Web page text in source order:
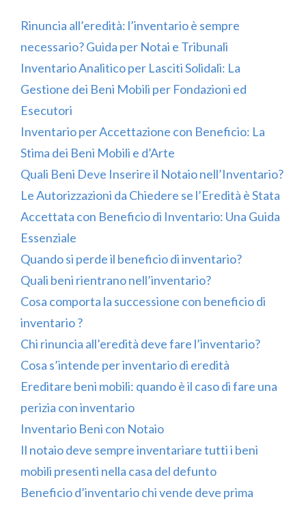
Rinuncia all’eredità: l’inventario è sempre
necessario? Guida per Notai e Tribunali
Inventario Analitico per Lasciti Solidali: La
Gestione dei Beni Mobili per Fondazioni ed
Esecutori
Inventario per Accettazione con Beneficio: La
Stima dei Beni Mobili e d’Arte
Quali Beni Deve Inserire il Notaio nell’Inventario?
Le Autorizzazioni da Chiedere se l’Eredità è Stata
Accettata con Beneficio di Inventario: Una Guida
Essenziale
Quando si perde il beneficio di inventario?
Quali beni rientrano nell’inventario?
Cosa comporta la successione con beneficio di
inventario ?
Chi rinuncia all’eredità deve fare l’inventario?
Cosa s’intende per inventario di eredità
Ereditare beni mobili: quando è il caso di fare una
perizia con inventario
Inventario Beni con Notaio
Il notaio deve sempre inventariare tutti i beni
mobili presenti nella casa del defunto
Beneficio d’inventario chi vende deve prima